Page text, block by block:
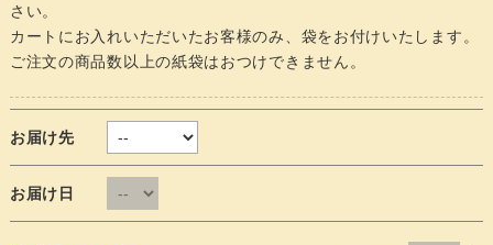
さい。
カートにお入れいただいたお客様のみ、袋をお付けいたします。
ご注文の商品数以上の紙袋はおつけできません。
お届け先
お届け日